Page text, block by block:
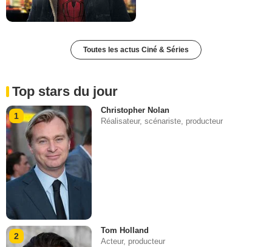
Toutes les actus Ciné & Séries
Top stars du jour
1
Christopher Nolan
Réalisateur, scénariste, producteur
2
Tom Holland
Acteur, producteur